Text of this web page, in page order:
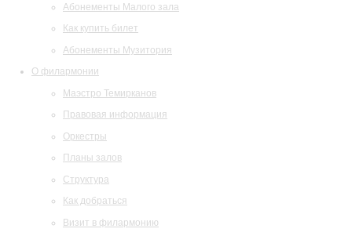
Абонементы Малого зала
Как купить билет
Абонементы Музитория
О филармонии
Маэстро Темирканов
Правовая информация
Оркестры
Планы залов
Структура
Как добраться
Визит в филармонию